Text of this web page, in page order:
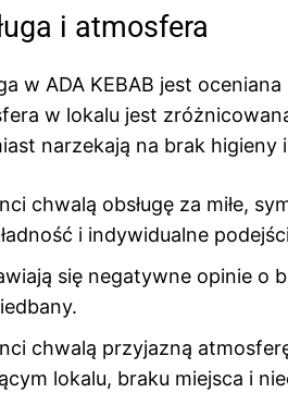
i atmosfera
w ADA KEBAB jest
w lokalu jest
narzekają na brak
chwalą obsługę za miłe,
i indywidualne
się negatywne opinie o
chwalą przyjazną
lokalu, braku miejsca i